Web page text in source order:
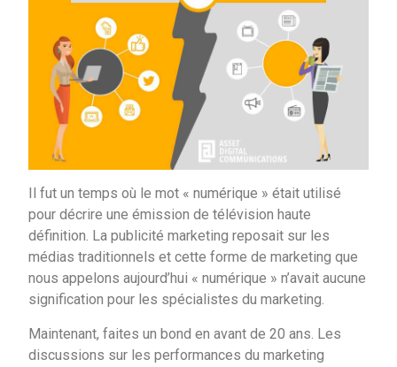
Il fut un temps où le mot « numérique » était utilisé
pour décrire une émission de télévision haute
définition. La publicité marketing reposait sur les
médias traditionnels et cette forme de marketing que
nous appelons aujourd’hui « numérique » n’avait aucune
signification pour les spécialistes du marketing.
Maintenant, faites un bond en avant de 20 ans. Les
discussions sur les performances du marketing